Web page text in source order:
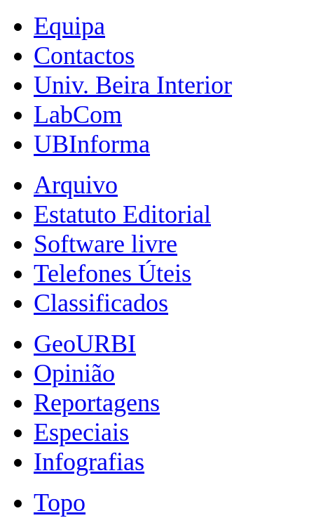
Equipa
Contactos
Univ. Beira Interior
LabCom
UBInforma
Arquivo
Estatuto Editorial
Software livre
Telefones Úteis
Classificados
GeoURBI
Opinião
Reportagens
Especiais
Infografias
Topo